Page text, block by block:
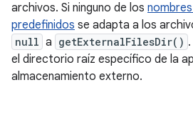
archivos. Si ninguno de los
predefinidos se adapta a los
null a getExternalFilesDir()
el directorio raíz específico de la
almacenamiento externo.